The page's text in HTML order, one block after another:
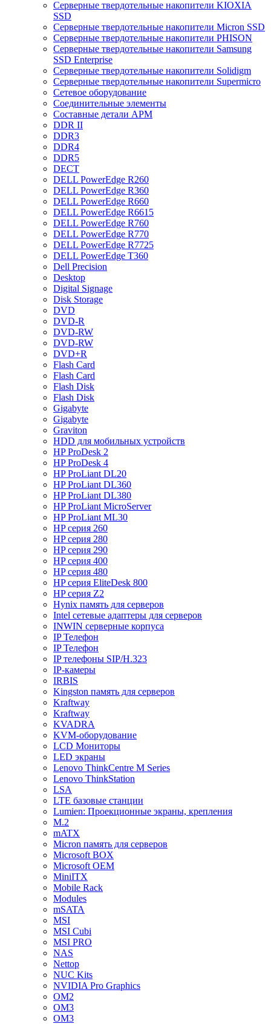
Cерверные твердотельные накопители KIOXIA
SSD
Cерверные твердотельные накопители Micron SSD
Cерверные твердотельные накопители PHISON
Cерверные твердотельные накопители Samsung
SSD Enterprise
Cерверные твердотельные накопители Solidigm
Cерверные твердотельные накопители Supermicro
Cетевое оборудование
Cоединительные элементы
Cоставные детали АРМ
DDR II
DDR3
DDR4
DDR5
DECT
DELL PowerEdge R260
DELL PowerEdge R360
DELL PowerEdge R660
DELL PowerEdge R6615
DELL PowerEdge R760
DELL PowerEdge R770
DELL PowerEdge R7725
DELL PowerEdge T360
Dell Precision
Desktop
Digital Signage
Disk Storage
DVD
DVD-R
DVD-RW
DVD-RW
DVD+R
Flash Card
Flash Card
Flash Disk
Flash Disk
Gigabyte
Gigabyte
Graviton
HDD для мобильных устройств
HP ProDesk 2
HP ProDesk 4
HP ProLiant DL20
HP ProLiant DL360
HP ProLiant DL380
HP ProLiant MicroServer
HP ProLiant ML30
HP серия 260
HP серия 280
HP серия 290
HP серия 400
HP серия 480
HP серия EliteDesk 800
HP серия Z2
Hynix память для серверов
Intel сетевые адаптеры для серверов
INWIN серверные корпуса
IP Телефон
IP Телефон
IP телефоны SIP/H.323
IP-камеры
IRBIS
Kingston память для серверов
Kraftway
Kraftway
KVADRA
KVM-оборудование
LCD Мониторы
LED экраны
Lenovo ThinkCentre M Series
Lenovo ThinkStation
LSA
LTE базовые станции
Lumien: Проекционные экраны, крепления
M.2
mATX
Micron память для серверов
Microsoft BOX
Microsoft OEM
MiniITX
Mobile Rack
Modules
mSATA
MSI
MSI Cubi
MSI PRO
NAS
Nettop
NUC Kits
NVIDIA Pro Graphics
OM2
OM3
OM3